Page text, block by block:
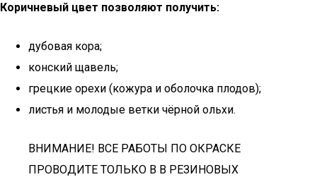
Коричневый цвет позволяют получить:
дубовая кора;
конский щавель;
грецкие орехи (кожура и оболочка плодов);
листья и молодые ветки чёрной ольхи.
ВНИМАНИЕ! ВСЕ РАБОТЫ ПО ОКРАСКЕ
ПРОВОДИТЕ ТОЛЬКО В В РЕЗИНОВЫХ